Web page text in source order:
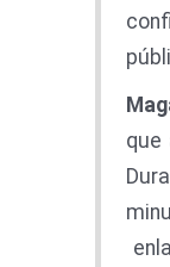
M a
que